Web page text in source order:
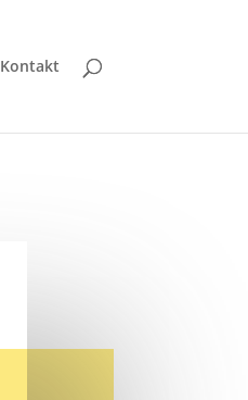
Kontakt